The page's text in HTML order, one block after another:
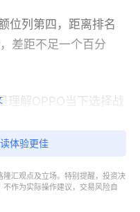
位列第四，距离排名
差距不足一个百分
理解OPPO当下选择战
神”。一句“充电五分
体验更佳
汇观点及立场。特别提醒，投资决
作为实际操作建议，交易风险自